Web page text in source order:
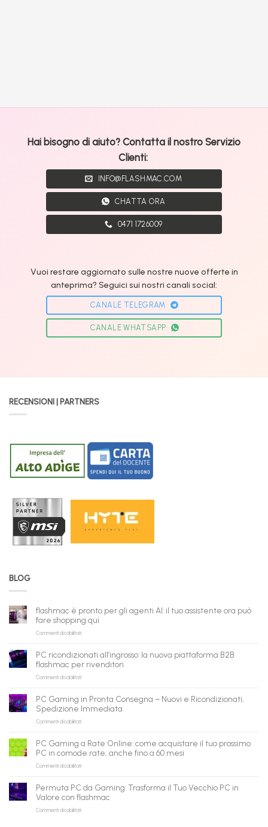
Hai bisogno di aiuto? Contatta il nostro Servizio
Clienti:
INFO@FLASHMAC.COM
CHATTA ORA
0471 1726009
Vuoi restare aggiornato sulle nostre nuove offerte in
anteprima? Seguici sui nostri canali social:
CANALE TELEGRAM
CANALE WHATSAPP
RECENSIONI | PARTNERS
BLOG
flashmac è pronto per gli agenti AI: il tuo assistente ora può
fare shopping qui
Commenti disabilitatisu
pronto
per
gli
AI:
il
tuo
assistente
può
fare
qui
PC ricondizionati all’ingrosso: la nuova piattaforma B2B
flashmac per rivenditori
Commenti disabilitatisu
ricondizionati
all’ingrosso:
la
nuova
B2B
flashmac
per
rivenditori
PC Gaming in Pronta Consegna – Nuovi e Ricondizionati,
Spedizione Immediata
Commenti disabilitatisu
Gaming
in
Pronta
Consegna
Nuovi
Ricondizionati,
Spedizione
PC Gaming a Rate Online: come acquistare il tuo prossimo
PC in comode rate, anche fino a 60 mesi
Commenti disabilitatisu
Gaming
Rate
Online:
Permuta PC da Gaming: Trasforma il Tuo Vecchio PC in
Valore con flashmac
Commenti disabilitatisu